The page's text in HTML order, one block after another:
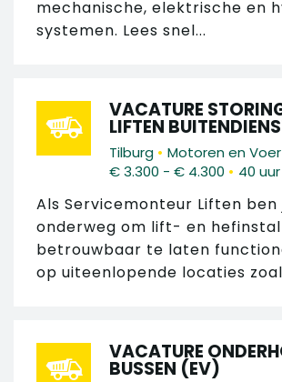
mechanische, elektrische en
systemen. Lees snel...
VACATURE
LIFTEN
Tilburg • Motoren en
€ 3.300 - € 4.300 • 40 uur
Als Servicemonteur Liften ben
onderweg om lift- en
betrouwbaar te laten
op uiteenlopende locaties
VACATURE
BUSSEN (EV)